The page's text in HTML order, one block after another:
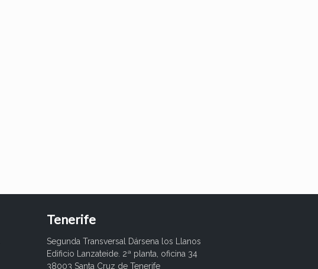
Tenerife
Segunda Transversal Dársena los Llanos
Edificio Lanzateide. 2ª planta, oficina 34
38003 Santa Cruz de Tenerife